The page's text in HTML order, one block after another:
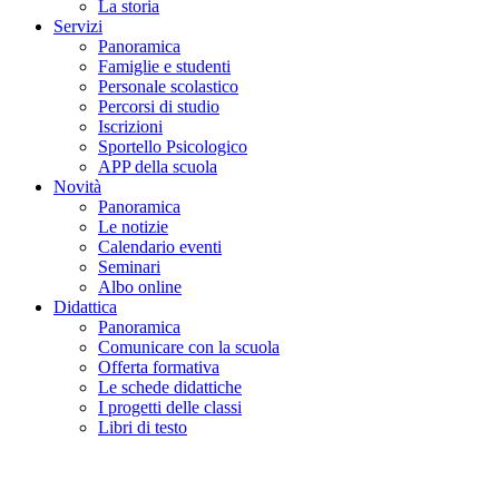
La storia
Servizi
Panoramica
Famiglie e studenti
Personale scolastico
Percorsi di studio
Iscrizioni
Sportello Psicologico
APP della scuola
Novità
Panoramica
Le notizie
Calendario eventi
Seminari
Albo online
Didattica
Panoramica
Comunicare con la scuola
Offerta formativa
Le schede didattiche
I progetti delle classi
Libri di testo